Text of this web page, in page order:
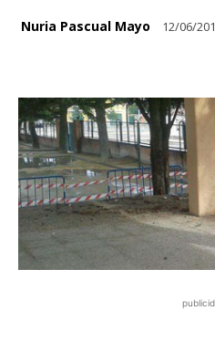
Nuria Pascual Mayo 12/06/